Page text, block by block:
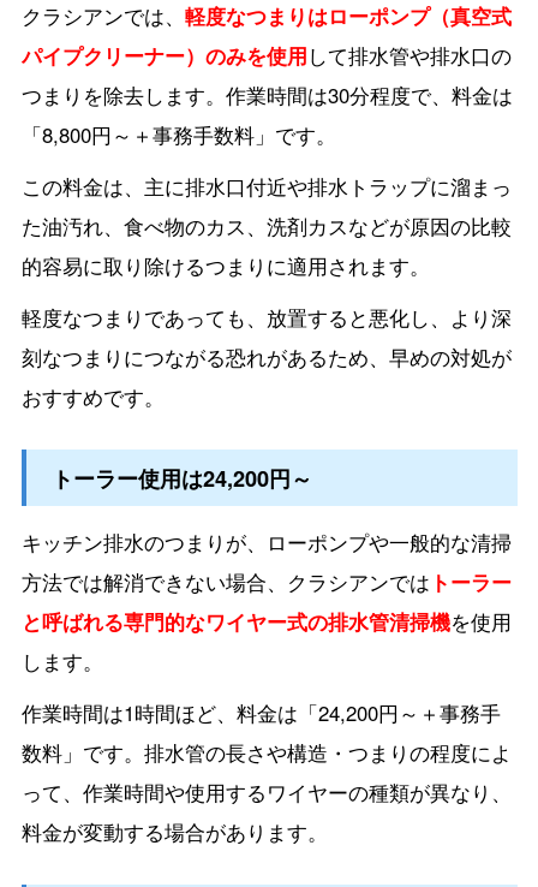
クラシアンでは、 軽度なつまりはローポンプ（真空式
パイプクリーナー）のみを使用して排水管や排水口の
つまりを除去します。作業時間は30分程度で、料金は
「8,800円～＋事務手数料」です。
この料金は、主に排水口付近や排水トラップに溜まっ
た油汚れ、食べ物のカス、洗剤カスなどが原因の比較
的容易に取り除けるつまりに適用されます。
軽度なつまりであっても、放置すると悪化し、より深
刻なつまりにつながる恐れがあるため、早めの対処が
おすすめです。
トーラー使用は24,200円～
キッチン排水のつまりが、ローポンプや一般的な清掃
方法では解消できない場合、クラシアンでは トーラー
と呼ばれる専門的なワイヤー式の排水管清掃機を使用
します。
作業時間は1時間ほど、料金は「24,200円～＋事務手
数料」です。排水管の長さや構造・つまりの程度によ
って、作業時間や使用するワイヤーの種類が異なり、
料金が変動する場合があります。